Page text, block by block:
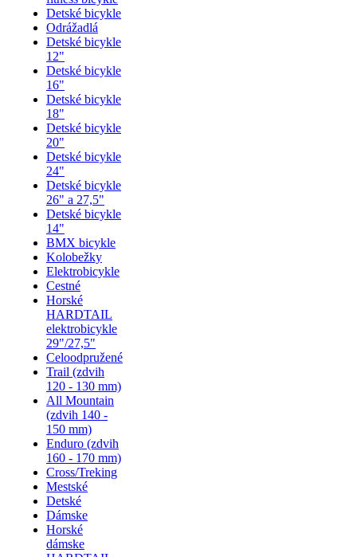
Detské bicykle
Odrážadlá
Detské bicykle
12"
Detské bicykle
16"
Detské bicykle
18"
Detské bicykle
20"
Detské bicykle
24"
Detské bicykle
26" a 27,5"
Detské bicykle
14"
BMX bicykle
Kolobežky
Elektrobicykle
Cestné
Horské
HARDTAIL
elektrobicykle
29"/27,5"
Celoodpružené
Trail (zdvih
120 - 130 mm)
All Mountain
(zdvih 140 -
150 mm)
Enduro (zdvih
160 - 170 mm)
Cross/Treking
Mestské
Detské
Dámske
Horské
dámske